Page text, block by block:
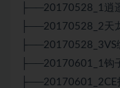
├──20170528_1逍
├──20170528_2天
├──20170528_3VS
├──20170601_1钩
├──20170601_2CE